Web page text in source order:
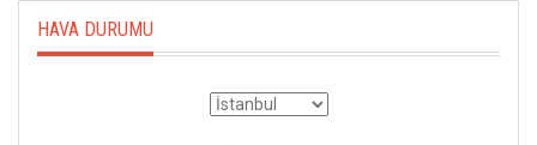
HAVA DURUMU